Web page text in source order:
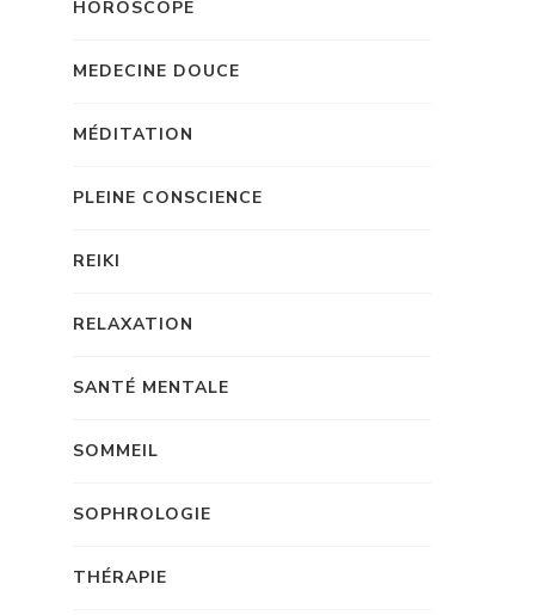
HOROSCOPE
MEDECINE DOUCE
MÉDITATION
PLEINE CONSCIENCE
REIKI
RELAXATION
SANTÉ MENTALE
SOMMEIL
SOPHROLOGIE
THÉRAPIE